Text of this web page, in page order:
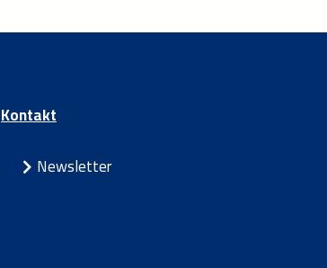
Kontakt
Newsletter